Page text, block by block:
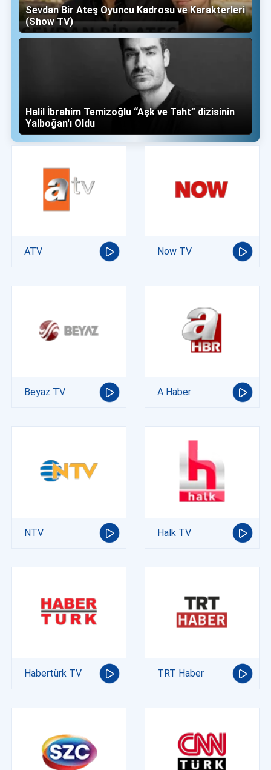
Sevdan Bir Ateş Oyuncu Kadrosu ve Karakterleri
(Show TV)
Halil İbrahim Temizoğlu “Aşk ve Taht” dizisinin
Yalboğan'ı Oldu
ATV Now TV
Beyaz TV A Haber
NTV Halk TV
Habertürk TV TRT Haber